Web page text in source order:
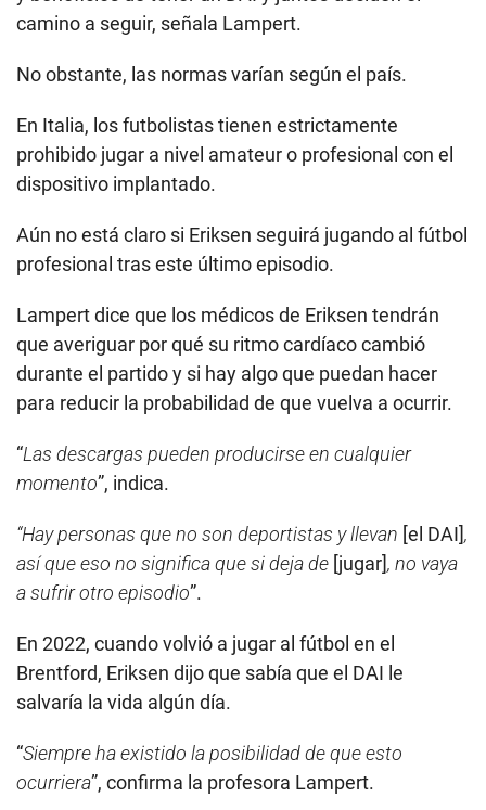
camino a seguir, señala Lampert.
No obstante, las normas varían según el país.
En Italia, los futbolistas tienen estrictamente
prohibido jugar a nivel amateur o profesional con el
dispositivo implantado.
Aún no está claro si Eriksen seguirá jugando al fútbol
profesional tras este último episodio.
Lampert dice que los médicos de Eriksen tendrán
que averiguar por qué su ritmo cardíaco cambió
durante el partido y si hay algo que puedan hacer
para reducir la probabilidad de que vuelva a ocurrir.
“Las descargas pueden producirse en cualquier
momento”, indica.
“Hay personas que no son deportistas y llevan [el DAI],
así que eso no significa que si deja de [jugar], no vaya
a sufrir otro episodio”.
En 2022, cuando volvió a jugar al fútbol en el
Brentford, Eriksen dijo que sabía que el DAI le
salvaría la vida algún día.
“Siempre ha existido la posibilidad de que esto
ocurriera”, confirma la profesora Lampert.